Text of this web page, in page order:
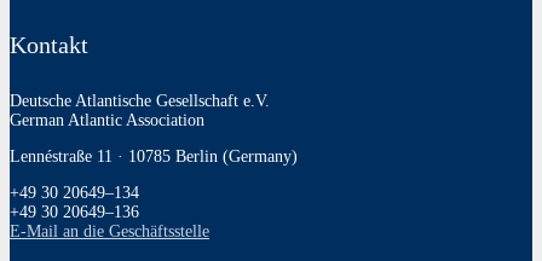
Kontakt
Deutsche Atlantische Gesellschaft e.V.
German Atlantic Association
Lennéstraße 11 · 10785 Berlin (Germany)
+49 30 20649–134
+49 30 20649–136
E‑Mail an die Geschäftsstelle